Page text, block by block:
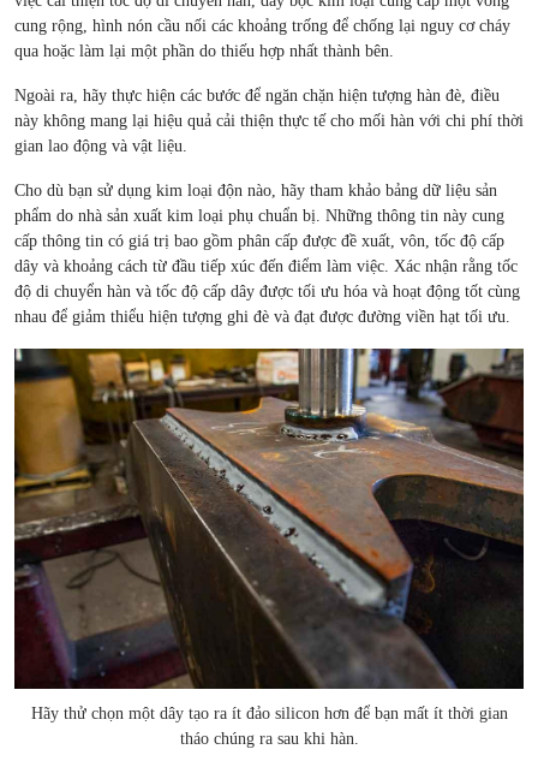
cung rộng, hình nón cầu nối các khoảng trống để chống lại nguy cơ cháy
qua hoặc làm lại một phần do thiếu hợp nhất thành bên.
Ngoài ra, hãy thực hiện các bước để ngăn chặn hiện tượng hàn đè, điều
này không mang lại hiệu quả cải thiện thực tế cho mối hàn với chi phí thời
gian lao động và vật liệu.
Cho dù bạn sử dụng kim loại độn nào, hãy tham khảo bảng dữ liệu sản
phẩm do nhà sản xuất kim loại phụ chuẩn bị. Những thông tin này cung
cấp thông tin có giá trị bao gồm phân cấp được đề xuất, vôn, tốc độ cấp
dây và khoảng cách từ đầu tiếp xúc đến điểm làm việc. Xác nhận rằng tốc
độ di chuyển hàn và tốc độ cấp dây được tối ưu hóa và hoạt động tốt cùng
nhau để giảm thiểu hiện tượng ghi đè và đạt được đường viền hạt tối ưu.
Hãy thử chọn một dây tạo ra ít đảo silicon hơn để bạn mất ít thời gian
tháo chúng ra sau khi hàn.